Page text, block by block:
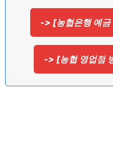
-> [농협은행 예금
-> [농협 영업점